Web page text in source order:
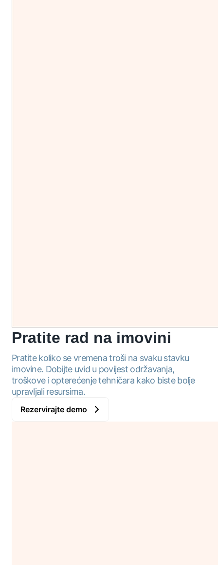
Pratite rad na imovini
Pratite koliko se vremena troši na svaku stavku
imovine. Dobijte uvid u povijest održavanja,
troškove i opterećenje tehničara kako biste bolje
upravljali resursima.
Rezervirajte demo